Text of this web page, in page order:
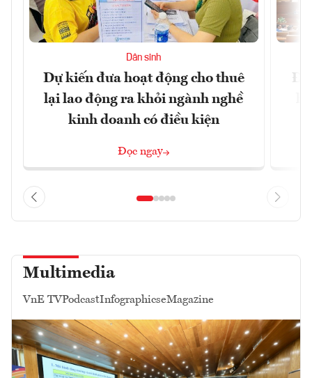
Dân sinh
Dự kiến đưa hoạt động cho thuê
lại lao động ra khỏi ngành nghề
kinh doanh có điều kiện
Đọc ngay
Đề
Multimedia
VnE TVPodcastInfographicseMagazine